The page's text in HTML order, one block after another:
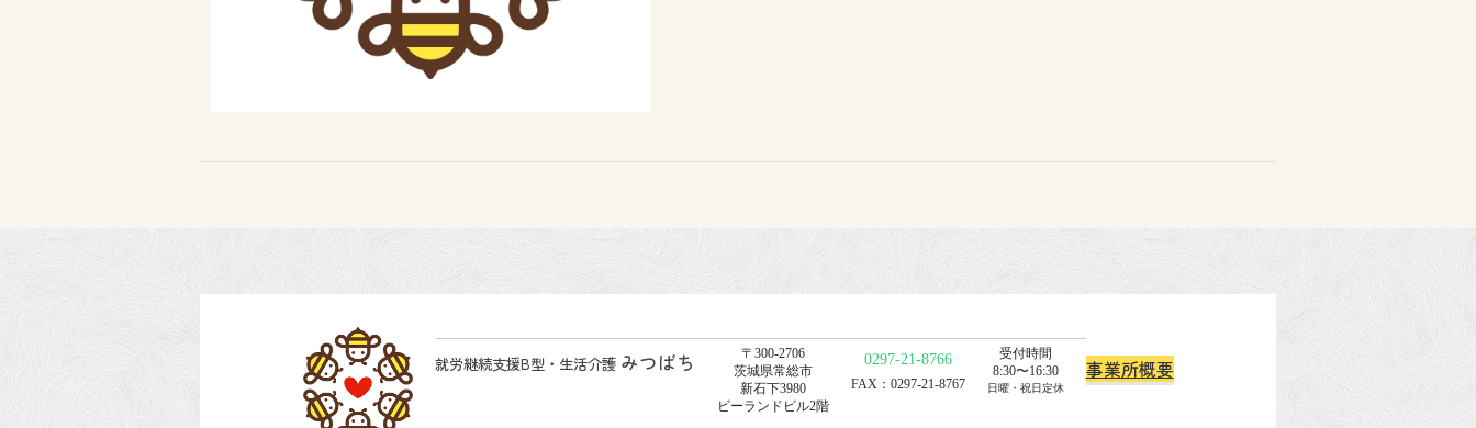
就労継続支援B型・生活介護 みつばち
〒300-2706
茨城県常総市
新石下3980
ビーランドビル2階
0297-21-8766
FAX：0297-21-8767
受付時間
8:30〜16:30
日曜・祝日定休
事業所概要